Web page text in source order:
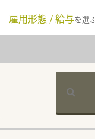
雇用形態 / 給与を選